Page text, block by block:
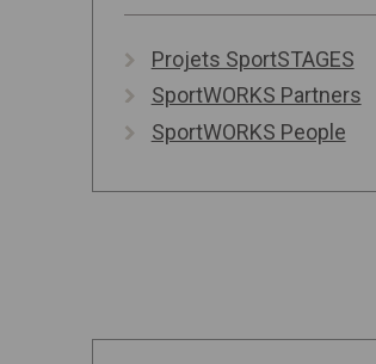
Projets SportSTAGES
SportWORKS Partners
SportWORKS People